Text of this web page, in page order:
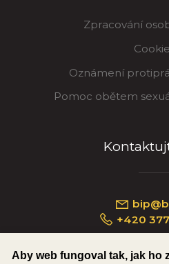
Zpracování
Oznámení
Pomoc obětem
+420 377
Aby web fungoval tak, jak ho